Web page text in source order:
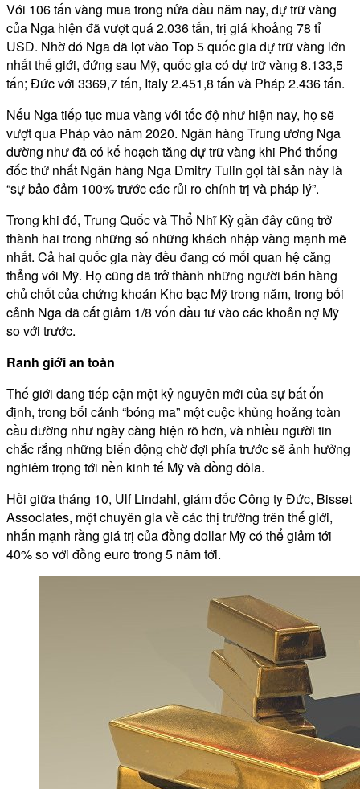
Với 106 tấn vàng mua trong nửa đầu năm nay, dự trữ vàng
của Nga hiện đã vượt quá 2.036 tấn, trị giá khoảng 78 tỉ
USD. Nhờ đó Nga đã lọt vào Top 5 quốc gia dự trữ vàng lớn
nhất thế giới, đứng sau Mỹ, quốc gia có dự trữ vàng 8.133,5
tấn; Đức với 3369,7 tấn, Italy 2.451,8 tấn và Pháp 2.436 tấn.
Nếu Nga tiếp tục mua vàng với tốc độ như hiện nay, họ sẽ
vượt qua Pháp vào năm 2020. Ngân hàng Trung ương Nga
dường như đã có kế hoạch tăng dự trữ vàng khi Phó thống
đốc thứ nhất Ngân hàng Nga Dmitry Tulin gọi tài sản này là
“sự bảo đảm 100% trước các rủi ro chính trị và pháp lý”.
Trong khi đó, Trung Quốc và Thổ Nhĩ Kỳ gần đây cũng trở
thành hai trong những số những khách nhập vàng mạnh mẽ
nhất. Cả hai quốc gia này đều đang có mối quan hệ căng
thẳng với Mỹ. Họ cũng đã trở thành những người bán hàng
chủ chốt của chứng khoán Kho bạc Mỹ trong năm, trong bối
cảnh Nga đã cắt giảm 1/8 vốn đầu tư vào các khoản nợ Mỹ
so với trước.
Ranh giới an toàn
Thế giới đang tiếp cận một kỷ nguyên mới của sự bất ổn
định, trong bối cảnh “bóng ma” một cuộc khủng hoảng toàn
cầu dường như ngày càng hiện rõ hơn, và nhiều người tin
chắc rắng những biến động chờ đợi phía trước sẽ ảnh hưởng
nghiêm trọng tới nền kinh tế Mỹ và đồng đôla.
Hồi giữa tháng 10, Ulf Lindahl, giám đốc Công ty Đức, Bisset
Associates, một chuyên gia về các thị trường trên thế giới,
nhấn mạnh rằng giá trị của đồng dollar Mỹ có thể giảm tới
40% so với đồng euro trong 5 năm tới.